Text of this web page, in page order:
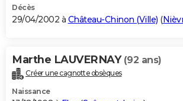
Décès
29/04/2002 à Château-Chinon (Ville) (
Marthe LAUVERNAY (92 ans)
Créer une cagnotte obsèques
Naissance